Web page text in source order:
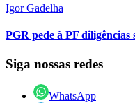
Igor Gadelha
PGR pede à PF
Siga nossas redes
WhatsApp